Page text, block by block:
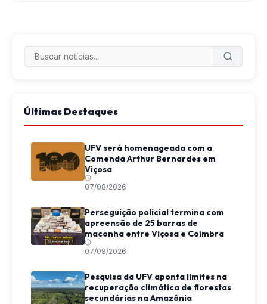
Últimas Destaques
UFV será homenageada com a
Comenda Arthur Bernardes em
Viçosa
07/08/2026
Perseguição policial termina com
apreensão de 25 barras de
maconha entre Viçosa e Coimbra
07/08/2026
Pesquisa da UFV aponta limites na
recuperação climática de florestas
secundárias na Amazônia